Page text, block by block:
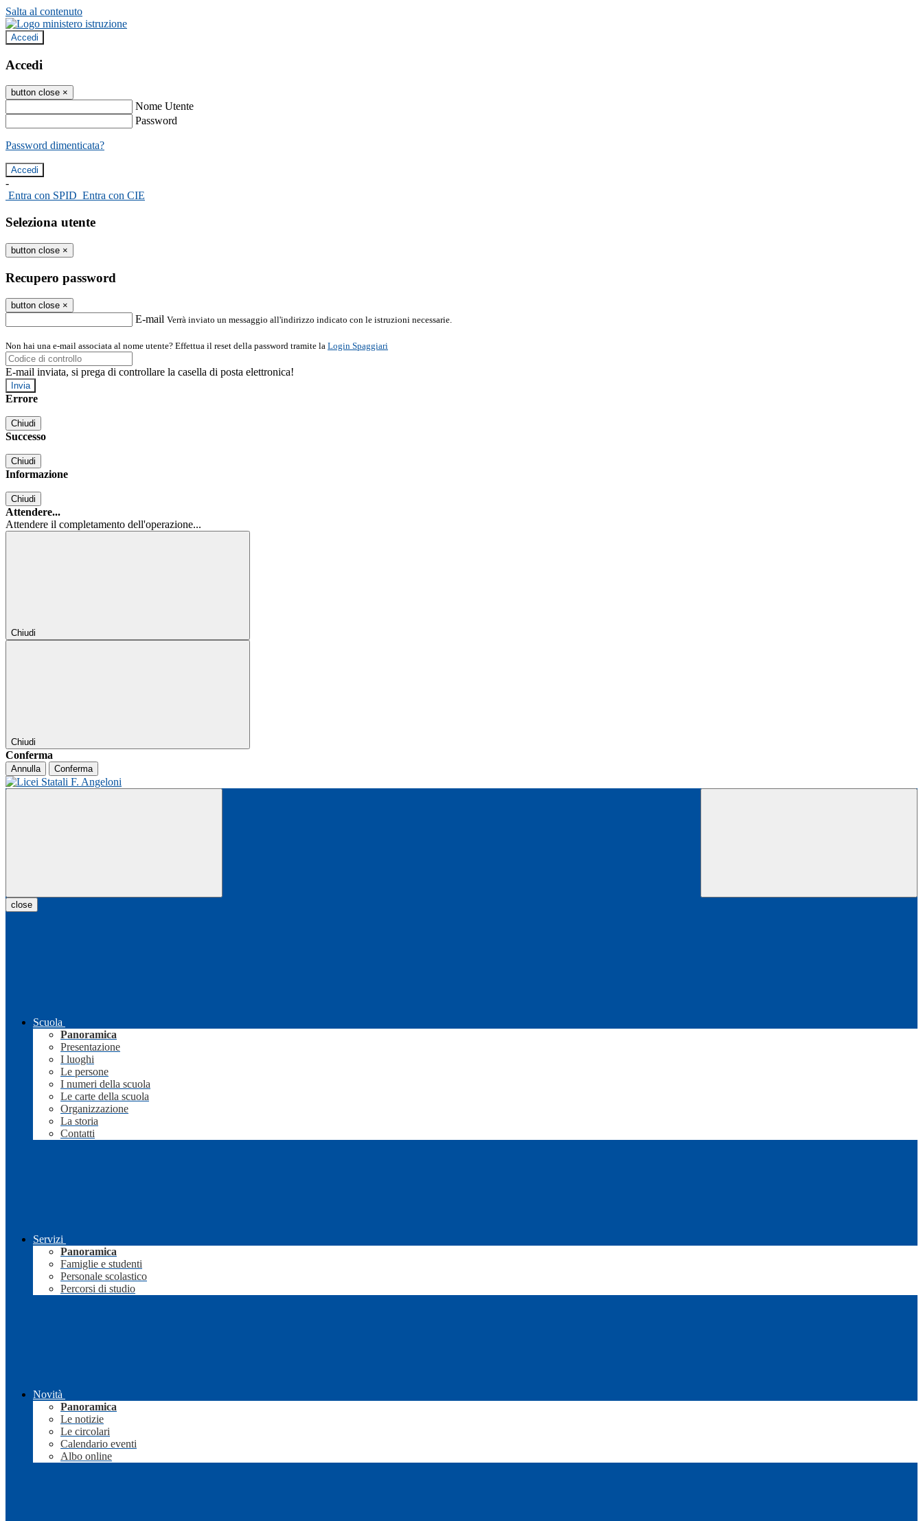
Salta al contenuto
Accedi
Accedi
button close ×
Nome Utente
Password
Password dimenticata?
-
Entra con SPID Entra con CIE
Seleziona utente
button close ×
Recupero password
button close ×
E-mail Verrà inviato un messaggio all'indirizzo indicato con le istruzioni necessarie.
Non hai una e-mail associata al nome utente? Effettua il reset della password tramite la Login Spaggiari
E-mail inviata, si prega di controllare la casella di posta elettronica!
Errore
Chiudi
Successo
Chiudi
Informazione
Chiudi
Attendere...
Attendere il completamento dell'operazione...
Chiudi
Chiudi
Conferma
Annulla Conferma
close
Scuola
Panoramica
Presentazione
I luoghi
Le persone
I numeri della scuola
Le carte della scuola
Organizzazione
La storia
Contatti
Servizi
Panoramica
Famiglie e studenti
Personale scolastico
Percorsi di studio
Novità
Panoramica
Le notizie
Le circolari
Calendario eventi
Albo online